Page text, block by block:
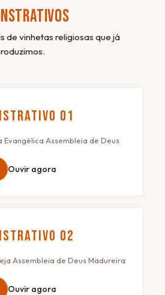
de vinhetas religiosas que já
01
Assembleia de Deus
Ouvir agora
02
Assembleia de Deus Madureira
Ouvir agora